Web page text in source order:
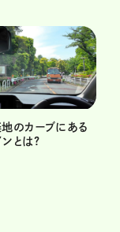
のカーブにある
とは?